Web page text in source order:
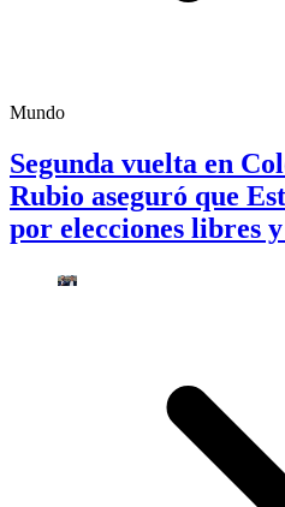
Mundo
Segunda vuelta en
Rubio aseguró que
por elecciones libres